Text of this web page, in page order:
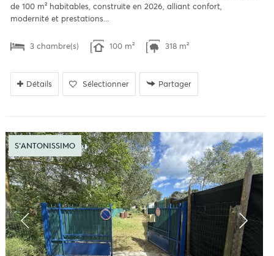
de 100 m² habitables, construite en 2026, alliant confort,
modernité et prestations...
3 chambre(s) 100 m² 318 m²
Détails Sélectionner Partager
S'ANTONISSIMO